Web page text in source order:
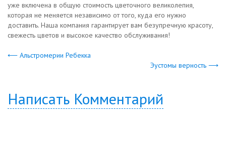
уже включена в общую стоимость цветочного великолепия,
которая не меняется независимо от того, куда его нужно
доставить. Наша компания гарантирует вам безупречную красоту,
свежесть цветов и высокое качество обслуживания!
⟵ Альстромерии Ребекка
Эустомы верность ⟶
Написать Комментарий